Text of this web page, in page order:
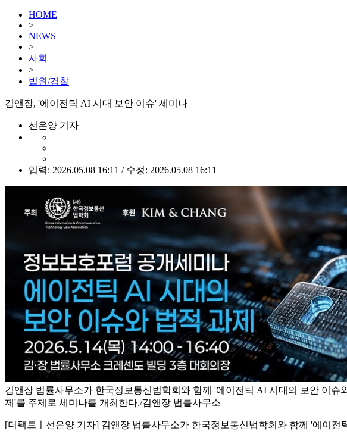
HOME
>
NEWS
>
사회
>
법원/검찰
김앤장, '에이전틱 AI 시대 보안 이슈' 세미나
선은양 기자
입력: 2026.05.08 16:11 / 수정: 2026.05.08 16:11
김앤장 법률사무소가 한국정보통신법학회와 함께 '에이전틱 AI 시대의 보안 이슈
제'를 주제로 세미나를 개최한다./김앤장 법률사무소
[더팩트ㅣ선은양 기자] 김앤장 법률사무소가 한국정보통신법학회와 함께 '에이